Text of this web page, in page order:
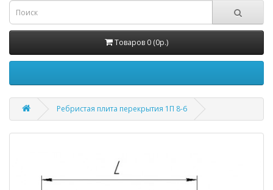
Товаров 0 (0р.)
Ребристая плита перекрытия 1П 8-6